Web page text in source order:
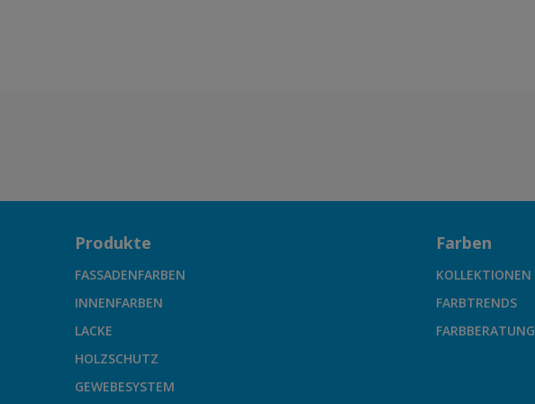
Produkte
FASSADENFARBEN
INNENFARBEN
LACKE
HOLZSCHUTZ
GEWEBESYSTEM
Farben
KOLLEKTIONEN
FARBTRENDS
FARBBERATUNG